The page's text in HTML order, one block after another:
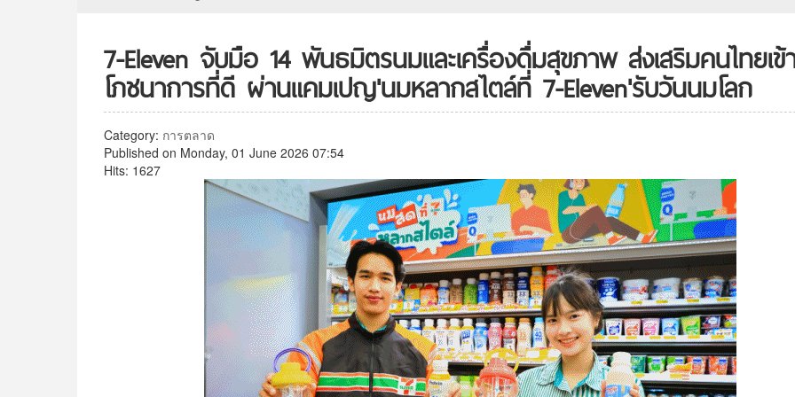
7-Eleven จับมือ 14 พันธมิตรนมและเครื่องดื่มสุขภาพ ส่งเสริมคนไทยเข้
โภชนาการที่ดี ผ่านแคมเปญ'นมหลากสไตล์ที่ 7-Eleven'รับวันนมโลก
Category: การตลาด
Published on Monday, 01 June 2026 07:54
Hits: 1627